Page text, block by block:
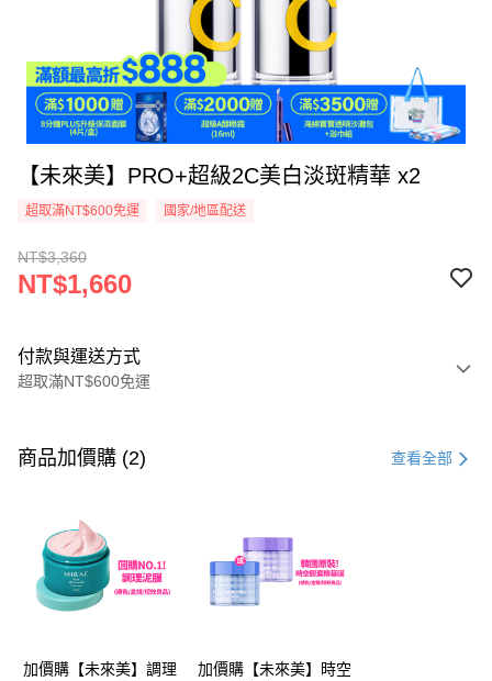
【未來美】PRO+超級2C美白淡斑精華 x2
超取滿NT$600免運 國家/地區配送
NT$3,360
NT$1,660
付款與運送方式
超取滿NT$600免運
信用卡一次付款
LINE Pay
Apple Pay
街口支付
悠遊付
商品加價購 (2) 查看全部
加價購【未來美】調理
加價購【未來美】時空